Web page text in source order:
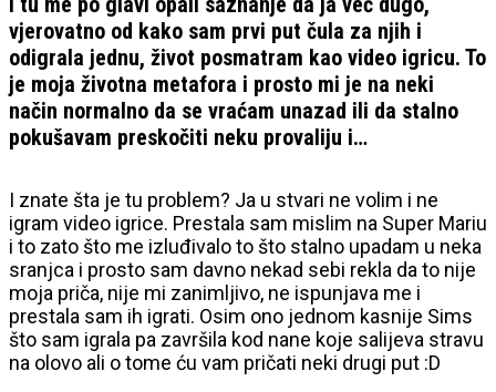
vjerovatno od kako sam prvi put čula za njih i
odigrala jednu, život posmatram kao video igricu. To
je moja životna metafora i prosto mi je na neki
način normalno da se vraćam unazad ili da stalno
pokušavam preskočiti neku provaliju i…
I znate šta je tu problem? Ja u stvari ne volim i ne
igram video igrice. Prestala sam mislim na Super Mariu
i to zato što me izluđivalo to što stalno upadam u neka
sranjca i prosto sam davno nekad sebi rekla da to nije
moja priča, nije mi zanimljivo, ne ispunjava me i
prestala sam ih igrati. Osim ono jednom kasnije Sims
što sam igrala pa završila kod nane koje salijeva stravu
na olovo ali o tome ću vam pričati neki drugi put :D